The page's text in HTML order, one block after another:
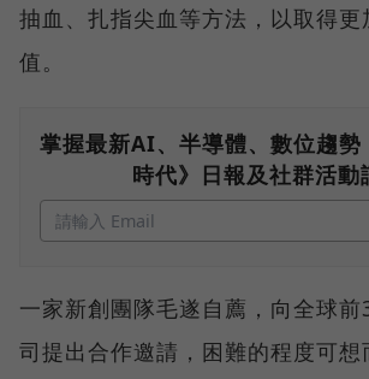
抽血、扎指尖血等方法，以取得更
值。
掌握最新AI、半導體、數位趨勢
時代》日報及社群活動
一家新創團隊毛遂自薦，向全球
司提出合作邀請，困難的程度可想